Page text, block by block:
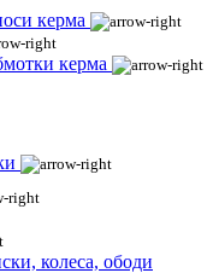
керма
керма
колеса, ободи